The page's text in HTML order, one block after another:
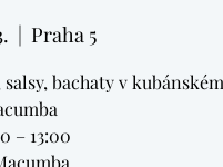
  |
Praha 5
bachaty v
– 13:00